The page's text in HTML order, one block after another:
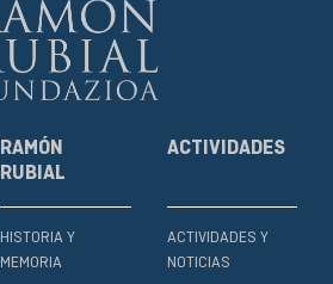
RAMÓN
RUBIAL
HISTORIA Y
MEMORIA
ACTIVIDADES
ACTIVIDADES Y
NOTICIAS